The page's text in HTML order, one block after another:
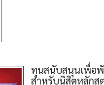
ทุนสนับสนุนเพื่อ
สำหรับนิสิตหลักสู